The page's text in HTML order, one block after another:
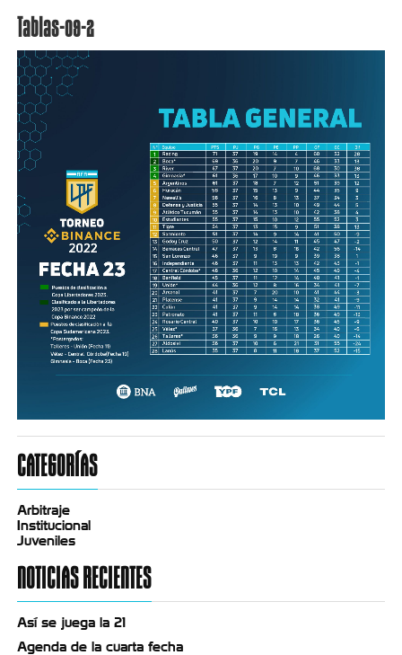
Tablas-09-2
CATEGORÍAS
Arbitraje
Institucional
Juveniles
NOTICIAS RECIENTES
Así se juega la 21
Agenda de la cuarta fecha